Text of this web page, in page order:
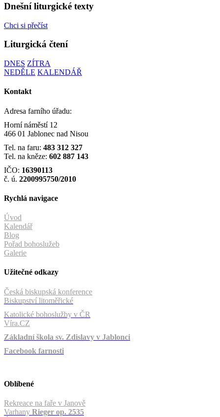
Dnešní liturgické texty
Chci si přečíst
Liturgická čtení
DNES ZÍTRA
NEDĚLE KALENDÁŘ
Kontakt
Adresa farního úřadu:
Horní náměstí 12
466 01 Jablonec nad Nisou
Tel. na faru: 483 312 327
Tel. na kněze: 602 887 143
IČO: 16390113
č. ú. 2200995750/2010
Rychlá navigace
Úvod
Kalendář
Blog
Pořad bohoslužeb
Galerie
Užitečné odkazy
Česká biskupská konference
Biskupství litoměřické
Katolické bohoslužby v ČR
Víra.CZ
Základní škola sv. Zdislavy v Jablonci
Facebook farnosti
Oblíbené
Rekreace na faře v Janově
Varhany Rieger op. 2535